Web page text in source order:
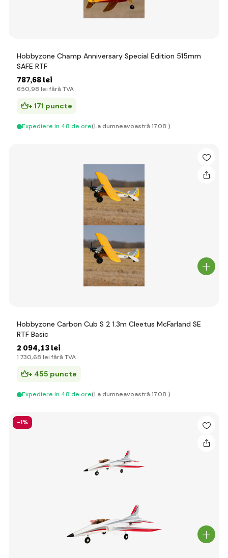
Hobbyzone Champ Anniversary Special Edition 515mm
SAFE RTF
787,68 lei
650,98 lei fără TVA
+ 171 puncte
Expediere in 48 de ore(La dumneavoastră 17.08.)
Hobbyzone Carbon Cub S 2 1.3m Cleetus McFarland SE
RTF Basic
2 094,13 lei
1 730,68 lei fără TVA
+ 455 puncte
Expediere in 48 de ore(La dumneavoastră 17.08.)
-1%